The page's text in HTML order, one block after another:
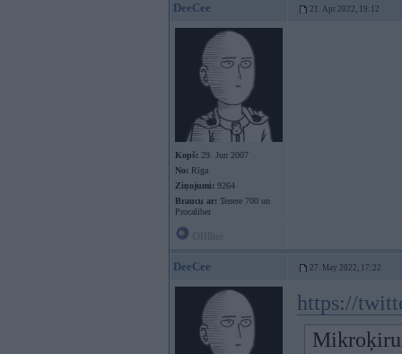
DeeCee 21. Apr 2022, 19:12
Kopš: 29. Jun 2007
No: Rīga
Ziņojumi: 9264
Braucu ar: Tenere 700 un
Procaliber
DeeCee 27. May 2022, 17:22
https://